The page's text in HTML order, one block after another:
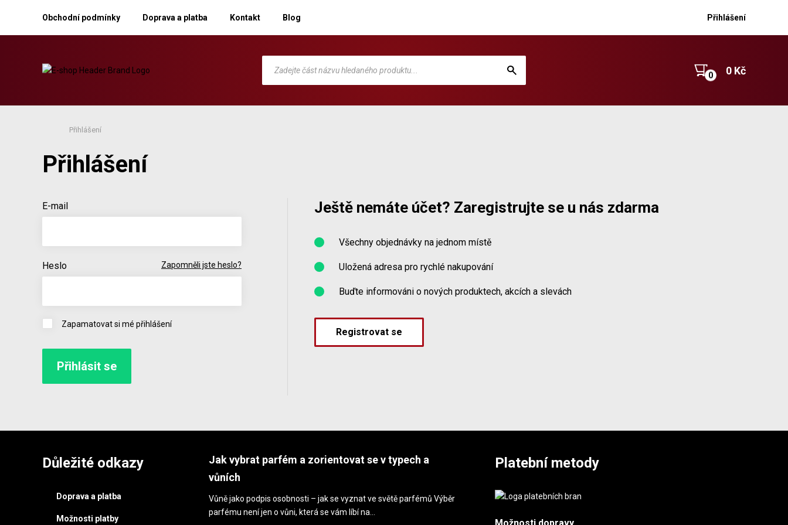
Obchodní podmínky Doprava a platba Kontakt Blog Přihlášení
0 Kč
Přihlášení
Přihlášení
E-mail
Heslo Zapomněli jste heslo?
Zapamatovat si mé přihlášení
Ještě nemáte účet? Zaregistrujte se u nás zdarma
Všechny objednávky na jednom místě
Uložená adresa pro rychlé nakupování
Buďte informováni o nových produktech, akcích a slevách
Registrovat se
Důležité odkazy
Doprava a platba
Možnosti platby
Jak vybrat parfém a zorientovat se v typech a
vůních
Vůně jako podpis osobnosti – jak se vyznat ve světě parfémů Výběr
parfému není jen o vůni, která se vám líbí na…
Platební metody